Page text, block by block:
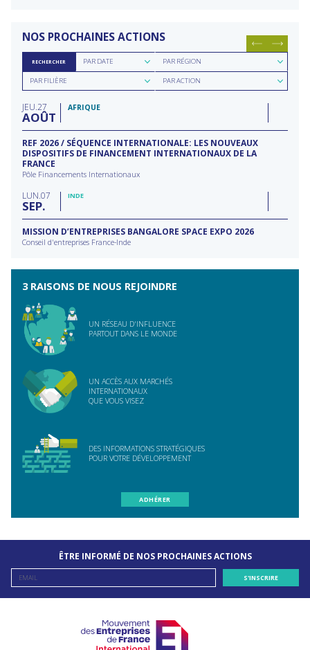
NOS PROCHAINES ACTIONS
RECHERCHER
Rechercher
parPAR DATE
Rechercher
par
région
PAR RÉGION
Rechercher
parPAR FILIÈRE
Rechercher
parPAR ACTION
JEU 27
AOÛT
AFRIQUE
REF 2026 / SÉQUENCE INTERNATIONALE: LES NOUVEAUX
DISPOSITIFS DE FINANCEMENT INTERNATIONAUX DE LA
FRANCE
Pôle Financements Internationaux
LUN 07
SEP
INDE
MISSION D’ENTREPRISES BANGALORE SPACE EXPO 2026
Conseil d'entreprises France-Inde
3 RAISONS DE NOUS REJOINDRE
UN RÉSEAU D'INFLUENCE
PARTOUT DANS LE MONDE
UN ACCÈS AUX MARCHÉS
INTERNATIONAUX
QUE VOUS VISEZ
DES INFORMATIONS STRATÉGIQUES
POUR VOTRE DÉVELOPPEMENT
ADHÉRER
ÊTRE INFORMÉ DE NOS PROCHAINES ACTIONS